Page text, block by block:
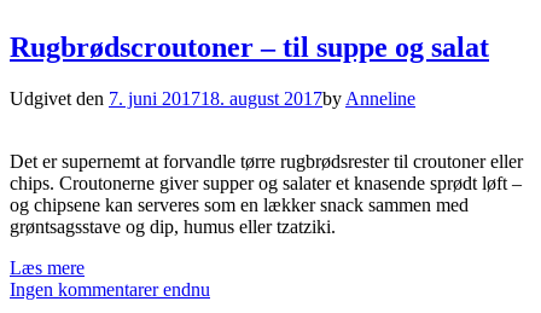
Rugbrødscroutoner – til suppe og salat
Udgivet den 7. juni 201718. august 2017by Anneline
Det er supernemt at forvandle tørre rugbrødsrester til croutoner eller
chips. Croutonerne giver supper og salater et knasende sprødt løft –
og chipsene kan serveres som en lækker snack sammen med
grøntsagsstave og dip, humus eller tzatziki.
Læs mere
Ingen kommentarer endnu